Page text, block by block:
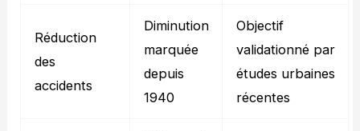
Réduction
des
accidents
Diminution
marquée
depuis
1940
Objectif
validationné par
études urbaines
récentes